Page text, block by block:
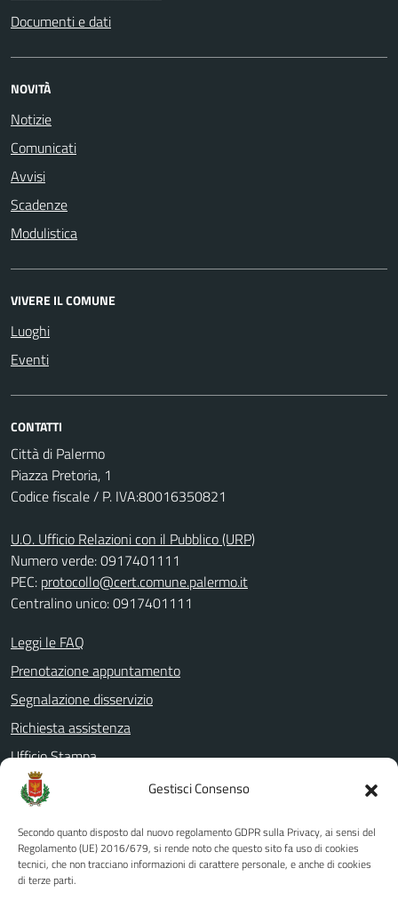
Gestisci Consenso
Secondo quanto disposto dal nuovo regolamento GDPR sulla Privacy, ai sensi del
Regolamento (UE) 2016/679, si rende noto che questo sito fa uso di cookies
tecnici, che non tracciano informazioni di carattere personale, e anche di cookies
di terze parti.
Documenti e dati
NOVITÀ
Notizie
Comunicati
Avvisi
Scadenze
Modulistica
VIVERE IL COMUNE
Luoghi
Eventi
CONTATTI
Città di Palermo
Piazza Pretoria, 1
Codice fiscale / P. IVA:80016350821
U.O. Ufficio Relazioni con il Pubblico (URP)
Numero verde: 0917401111
PEC: protocollo@cert.comune.palermo.it
Centralino unico: 0917401111
Leggi le FAQ
Prenotazione appuntamento
Segnalazione disservizio
Richiesta assistenza
Ufficio Stampa
Amministrazione Trasparente
Albo pretorio
Informativa privacy
Note legali